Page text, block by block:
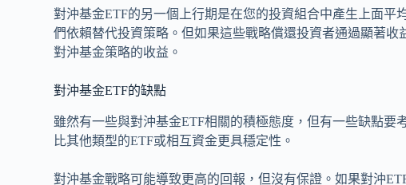
對沖基金ETF的另一個上行期是在您的投資組合中產生上面
們依賴替代投資策略。但如果這些戰略償還投資者通過顯著
對沖基金策略的收益。
對沖基金ETF的缺點
雖然有一些與對沖基金ETF相關的積極態度，但有一些缺點
比其他類型的ETF或相互資金更具穩定性。
對沖基金戰略可能導致更高的回報，但沒有保證。如果對沖